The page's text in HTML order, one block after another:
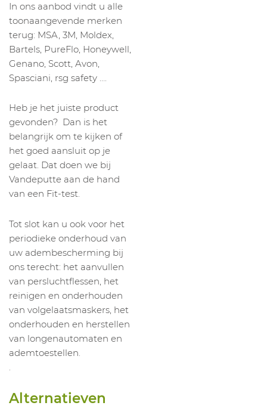
In ons aanbod vindt u alle
toonaangevende merken
terug: MSA, 3M, Moldex,
Bartels, PureFlo, Honeywell,
Genano, Scott, Avon,
Spasciani, rsg safety ….
Heb je het juiste product
gevonden? Dan is het
belangrijk om te kijken of
het goed aansluit op je
gelaat. Dat doen we bij
Vandeputte aan de hand
van een Fit-test.
Tot slot kan u ook voor het
periodieke onderhoud van
uw adembescherming bij
ons terecht: het aanvullen
van persluchtflessen, het
reinigen en onderhouden
van volgelaatsmaskers, het
onderhouden en herstellen
van longenautomaten en
ademtoestellen.
Alternatieven